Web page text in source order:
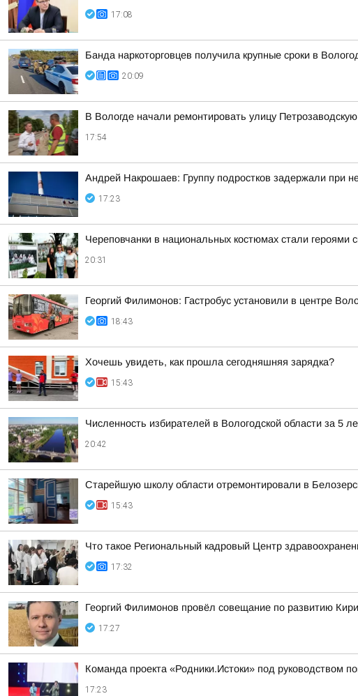
17:08
Банда наркоторговцев получила крупные сроки в
20:09
В Вологде начали ремонтировать улицу Петрозаводскую
17:54
Андрей Накрошаев: Группу подростков задержали при
17:23
Череповчанки в национальных костюмах стали
20:31
Георгий Филимонов: Гастробус установили в центре
18:43
Хочешь увидеть, как прошла сегодняшняя зарядка?
15:43
Численность избирателей в Вологодской области за 5
20:42
Старейшую школу области отремонтировали в
15:43
Что такое Региональный кадровый Центр
17:32
Георгий Филимонов провёл совещание по развитию
17:27
Команда проекта «Родники.Истоки» под руководством
17:23